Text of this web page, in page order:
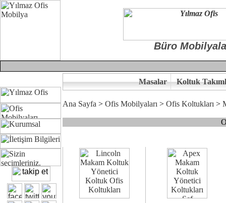
Büro
Ofisinizin dekorasyonunda ergonomi ve kaliteye önem
Çünkü sitemizde bulunan seçkin bürosit, goldsit ve modern
Size yakışan ofis koltuk tasarımına gelin birlikte karar verelim.
Kalite ve ergonomiyi arıyanların tercihi...Yılmaz Büro Mobilya
Masalar Koltuk
Ana Sayfa > Ofis Mobilyaları > Ofis Koltukları >